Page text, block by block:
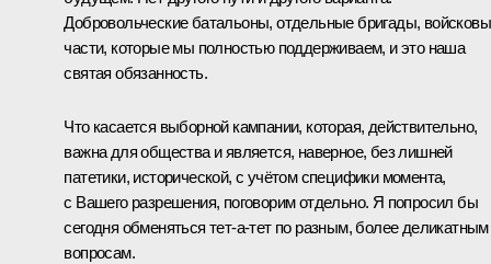
Добровольческие батальоны, отдельные бригады,
части, которые мы полностью поддерживаем, и это наша
святая обязанность.
Что касается выборной кампании, которая, действительно,
важна для общества и является, наверное, без лишней
патетики, исторической, с учётом специфики момента,
с Вашего разрешения, поговорим отдельно. Я попросил бы
сегодня обменяться тет-а-тет по разным, более деликатным
вопросам.